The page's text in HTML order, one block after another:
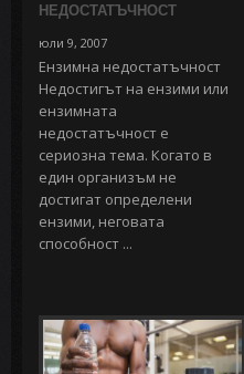
НЕДОСТАТЪЧНОСТ
юли 9, 2007
Ензимна недостатъчност
Недостигът на ензими или
ензимната
недостатъчност е
сериозна тема. Когато в
един организъм не
достигат определени
ензими, неговата
способност ...